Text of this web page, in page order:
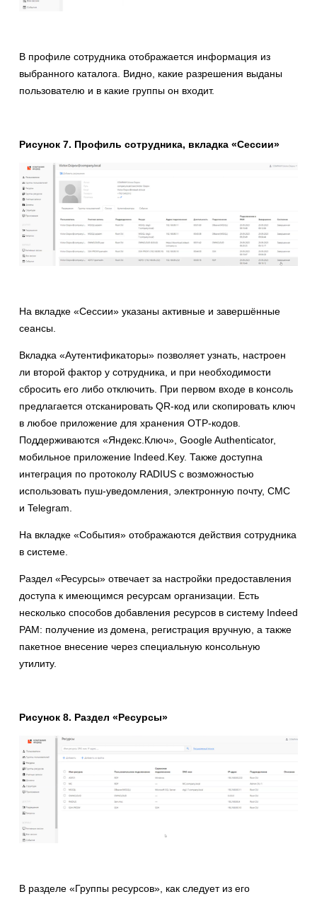
В профиле сотрудника отображается информация из
выбранного каталога. Видно, какие разрешения выданы
пользователю и в какие группы он входит.
Рисунок 7. Профиль сотрудника, вкладка «Сессии»
На вкладке «Сессии» указаны активные и завершённые
сеансы.
Вкладка «Аутентификаторы» позволяет узнать, настроен
ли второй фактор у сотрудника, и при необходимости
сбросить его либо отключить. При первом входе в консоль
предлагается отсканировать QR-код или скопировать ключ
в любое приложение для хранения OTP-кодов.
Поддерживаются «Яндекс.Ключ», Google Authenticator,
мобильное приложение Indeed.Key. Также доступна
интеграция по протоколу RADIUS с возможностью
использовать пуш-уведомления, электронную почту, СМС
и Telegram.
На вкладке «События» отображаются действия сотрудника
в системе.
Раздел «Ресурсы» отвечает за настройки предоставления
доступа к имеющимся ресурсам организации. Есть
несколько способов добавления ресурсов в систему Indeed
PAM: получение из домена, регистрация вручную, а также
пакетное внесение через специальную консольную
утилиту.
Рисунок 8. Раздел «Ресурсы»
В разделе «Группы ресурсов», как следует из его